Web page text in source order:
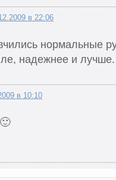
в 22:06
нормальные
надежнее и лучше.
в 10:10